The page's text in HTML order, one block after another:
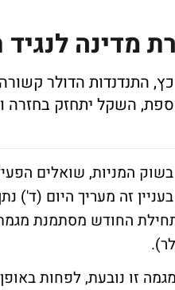
מדינה
התנדנדות הדולר קשורה
השקל יתחזק בחזרה
בשוק המניות, שואלים
זה מעריך היום
זו נובעת, לפחות